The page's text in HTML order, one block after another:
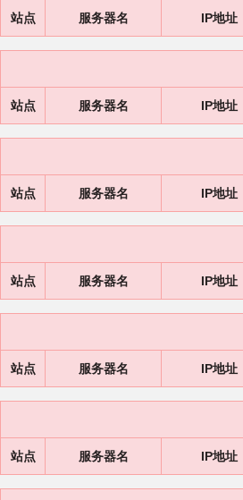
站点 服务器名 IP地址
站点 服务器名 IP地址
站点 服务器名 IP地址
站点 服务器名 IP地址
站点 服务器名 IP地址
站点 服务器名 IP地址